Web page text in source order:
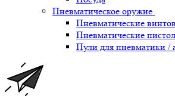
Пневматическое оружие
Пневматические
Пневматические
Пули для пневматики /